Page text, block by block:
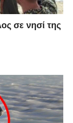
σε νησί της